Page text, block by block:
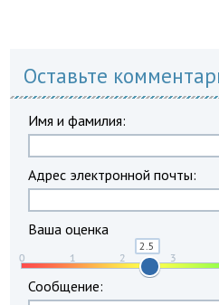
Оставьте
Имя и фамилия:
Адрес электронной почты:
Ваша оценка
Сообщение: